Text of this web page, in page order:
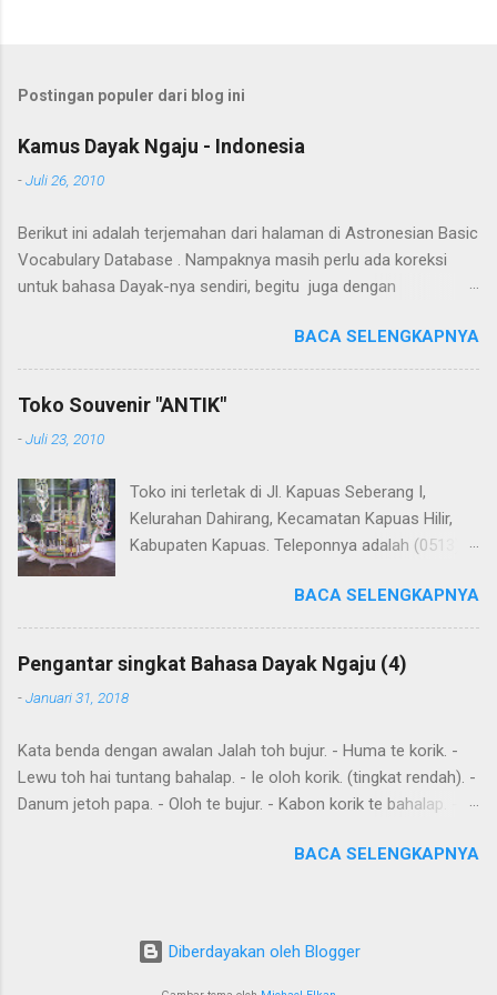
Postingan populer dari blog ini
Kamus Dayak Ngaju - Indonesia
-Juli 26, 2010
Berikut ini adalah terjemahan dari halaman di Astronesian Basic
Vocabulary Database . Nampaknya masih perlu ada koreksi
untuk bahasa Dayak-nya sendiri, begitu juga dengan
Translate . Koreksi bahasa dibantu oleh Dra. Hernawaty, M.Kes.
Untuk koreksi dari halaman ini dapat diberikan pada komentar.
Upaya penerjemahan Kamus Bahasa Dayak - Jerman sedang
Indonesia .
BACA SELENGKAPNYA
Toko Souvenir "ANTIK"
-Juli 23, 2010
Toko ini terletak di Jl. Kapuas Seberang I,
Kelurahan Dahirang, Kecamatan Kapuas Hilir,
Kabupaten Kapuas. Teleponnya adalah (0513)
Kapuas seperti perahu naga yang terbuat dari
getah nyatu (sebagaimana tampak dalam
gambar berikut ini): Perahu naga dari getah
nyatu
BACA SELENGKAPNYA
Pengantar singkat Bahasa Dayak Ngaju (4)
-Januari 31, 2018
Kata benda dengan awalan Jalah toh bujur. - Huma te korik. -
Lewu toh hai tuntang bahalap. - Ie oloh korik. (tingkat rendah). -
Danum jetoh papa. - Oloh te bujur. - Kabon korik te bahalap. -
yang dibentuk dari kata sehari-hari Ingat: Kalimat biasanya
ditekankan. Kemurnia suku juga penting. Tensesnya dibentuk
oleh "aton", nya; "jari", sudah; "kareh," masa depan, akan, dan
"akan," akan, harus, semuanya mendahului kata kerja. Seringkali
BACA SELENGKAPNYA
Diberdayakan oleh Blogger